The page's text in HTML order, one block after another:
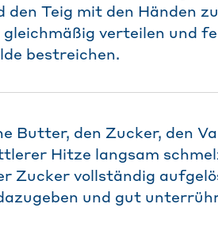
den Teig mit den Händen
gleichmäßig verteilen und
bestreichen.
Butter, den Zucker, den
Hitze langsam
Zucker vollständig
und gut